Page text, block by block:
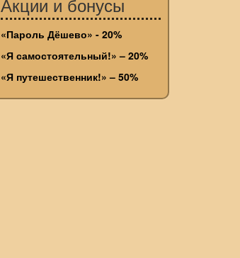
«Пароль Дёшево» - 20%
«Я самостоятельный!» – 20%
«Я путешественник!» – 50%